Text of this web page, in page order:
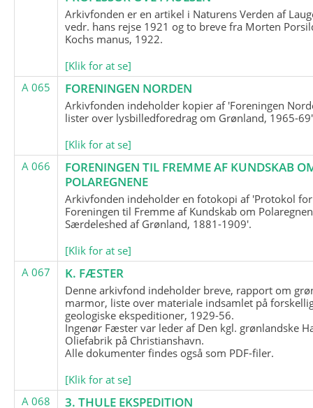
Arkivfonden er en artikel i Naturens Verden af
vedr. hans rejse 1921 og to breve fra Morten
Kochs manus, 1922.
[Klik for at se]
A 065
FORENINGEN NORDEN
Arkivfonden indeholder kopier af 'Foreningen
lister over lysbilledforedrag om Grønland, 1965-
[Klik for at se]
A 066
FORENINGEN TIL FREMME AF KUNDSKAB
POLAREGNENE
Arkivfonden indeholder en fotokopi af 'Protokol for
Foreningen til Fremme af Kundskab om
Særdeleshed af Grønland, 1881-1909'.
[Klik for at se]
A 067
K. FÆSTER
Denne arkivfond indeholder breve, rapport om
marmor, liste over materiale indsamlet på
geologiske ekspeditioner, 1929-56.
Ingenør Fæster var leder af Den kgl. grønlandske
Oliefabrik på Christianshavn.
Alle dokumenter findes også som PDF-filer.
[Klik for at se]
A 068
3. THULE EKSPEDITION